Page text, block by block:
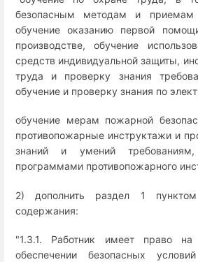
безопасным методам и приемам
обучение оказанию первой
производстве, обучение
средств индивидуальной защиты,
труда и проверку знания
обучение и проверку знания по
обучение мерам пожарной
противопожарные инструктажи и
знаний и умений требованиям,
программами противопожарного
2) дополнить раздел 1
содержания:
"1.3.1. Работник имеет право
обеспечении безопасных